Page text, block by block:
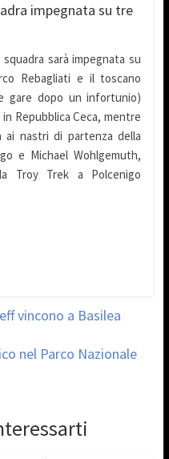
impegnata su tre
sarà impegnata su
Rebagliati e il toscano
gare dopo un infortunio)
Repubblica Ceca, mentre
ai nastri di partenza della
e Michael Wohlgemuth,
Troy Trek a Polcenigo
vincono a Basilea
nel Parco Nazionale